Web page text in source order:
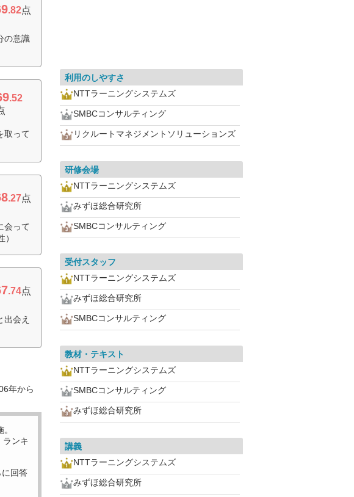
.82点
の意識
.52
取って
.27点
会って
.74点
出会え
年から
ランキ
に回答
利用のしやすさ
NTTラーニングシステムズ
SMBCコンサルティング
リクルートマネジメントソリューションズ
研修会場
NTTラーニングシステムズ
みずほ総合研究所
SMBCコンサルティング
受付スタッフ
NTTラーニングシステムズ
みずほ総合研究所
SMBCコンサルティング
教材・テキスト
NTTラーニングシステムズ
SMBCコンサルティング
みずほ総合研究所
講義
NTTラーニングシステムズ
みずほ総合研究所